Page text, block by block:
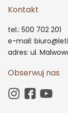
Kontakt
tel.: 500 702 201
e-mail:
adres: ul.
Obserwuj nas